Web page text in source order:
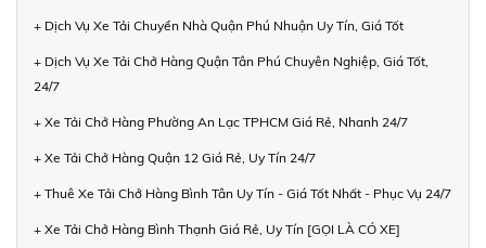
+ Dịch Vụ Xe Tải Chuyển Nhà Quận Phú Nhuận Uy Tín, Giá Tốt
+ Dịch Vụ Xe Tải Chở Hàng Quận Tân Phú Chuyên Nghiệp, Giá Tốt,
24/7
+ Xe Tải Chở Hàng Phường An Lạc TPHCM Giá Rẻ, Nhanh 24/7
+ Xe Tải Chở Hàng Quận 12 Giá Rẻ, Uy Tín 24/7
+ Thuê Xe Tải Chở Hàng Bình Tân Uy Tín - Giá Tốt Nhất - Phục Vụ 24/7
+ Xe Tải Chở Hàng Bình Thạnh Giá Rẻ, Uy Tín [GỌI LÀ CÓ XE]